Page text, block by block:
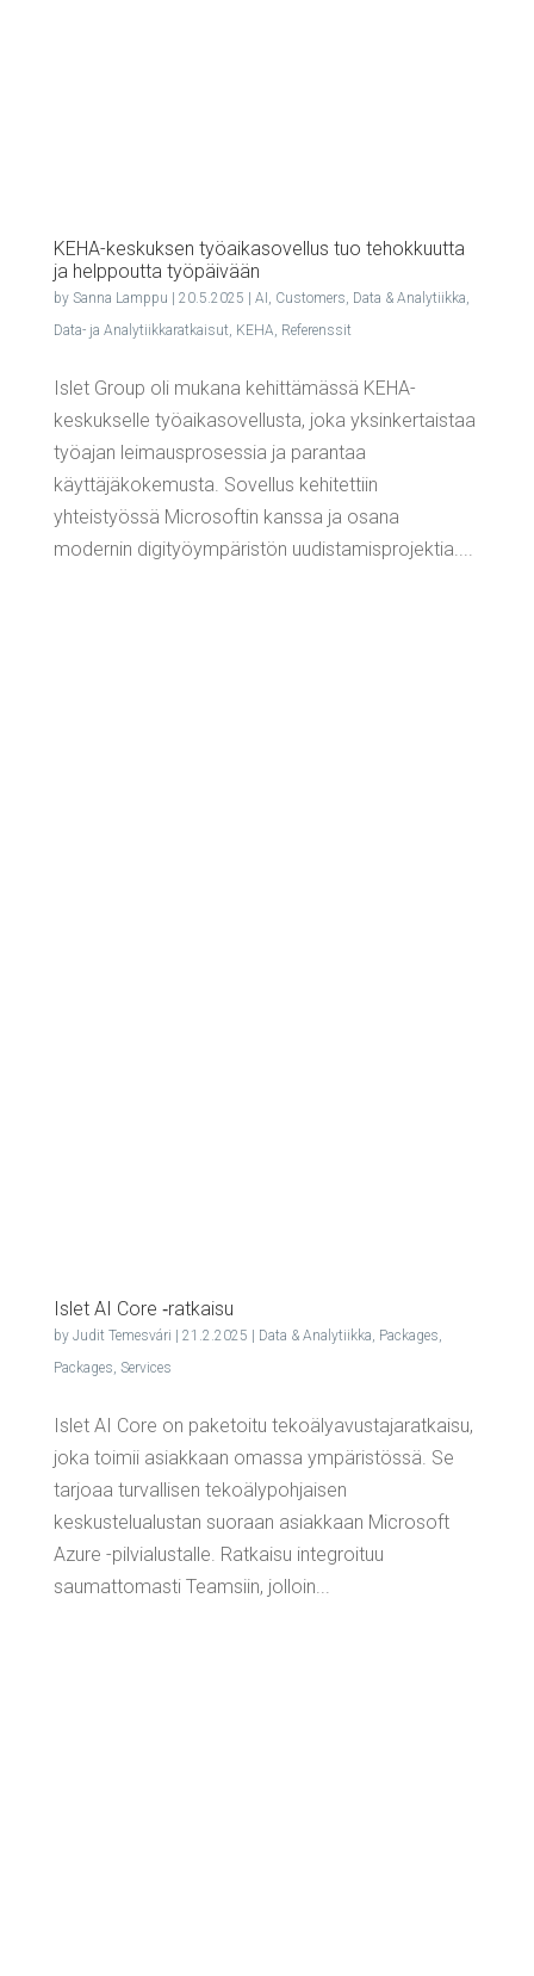
KEHA-kes­kuk­sen työ­ai­ka­so­vel­lus tuo tehok­kuut­ta
ja help­pout­ta työpäivään
by Sanna Lamppu | 20.5.2025 | AI, Customers, Data & Analytiikka,
Data- ja Analytiikkaratkaisut, KEHA, Referenssit
Islet Group oli mukana kehittämässä KEHA-
keskukselle työaikasovellusta, joka yksinkertaistaa
työajan leimausprosessia ja parantaa
käyttäjäkokemusta. Sovellus kehitettiin
yhteistyössä Microsoftin kanssa ja osana
modernin digityöympäristön uudistamisprojektia....
Islet AI Core ‑rat­kai­su
by Judit Temesvári | 21.2.2025 | Data & Analytiikka Packages
Packages Services
Islet AI Core on paketoitu tekoälyavustajaratkaisu,
joka toimii asiakkaan omassa ympäristössä. Se
tarjoaa turvallisen tekoälypohjaisen
keskustelualustan suoraan asiakkaan Microsoft
Azure -pilvialustalle. Ratkaisu integroituu
saumattomasti Teamsiin, jolloin...